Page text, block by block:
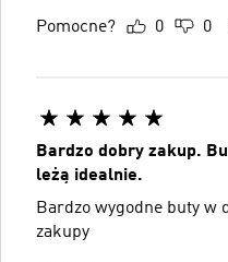
Pomocne? 0 0
Bardzo dobry zakup.
leżą idealnie.
Bardzo wygodne buty w
zakupy